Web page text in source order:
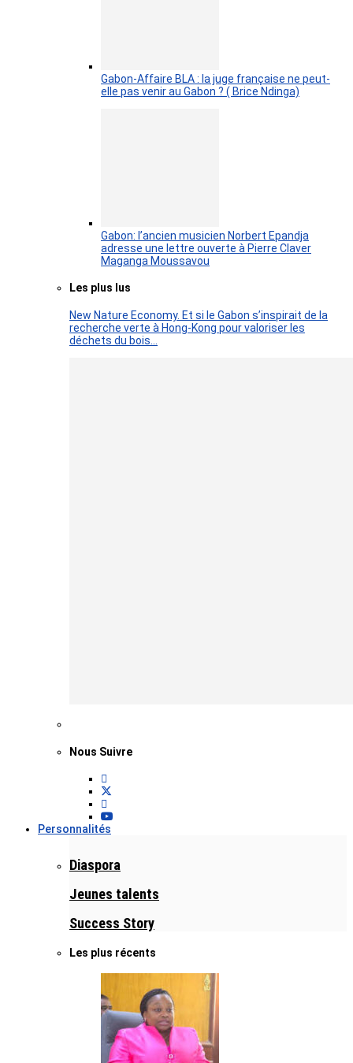
Gabon-Affaire BLA : la juge française ne peut-
elle pas venir au Gabon ? ( Brice Ndinga)
Gabon: l’ancien musicien Norbert Epandja
adresse une lettre ouverte à Pierre Claver
Maganga Moussavou
Les plus lus
New Nature Economy. Et si le Gabon s’inspirait de la
recherche verte à Hong-Kong pour valoriser les
déchets du bois…
Nous Suivre
Personnalités
Diaspora
Jeunes talents
Success Story
Les plus récents